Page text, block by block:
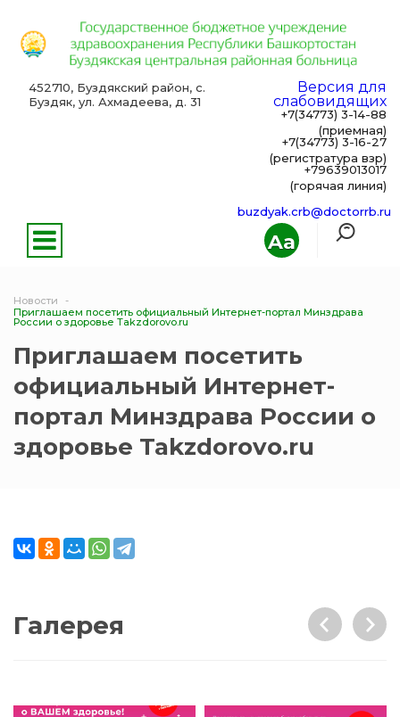
Aa
452710, Буздякский район, с.
Буздяк, ул. Ахмадеева, д. 31
Версия для
слабовидящих
+7(34773) 3-14-88
(приемная)
+7(34773) 3-16-27
(регистратура взр)
+79639013017
(горячая линия)
buzdyak.crb@doctorrb.ru
Новости
Приглашаем посетить официальный Интернет-портал Минздрава
России о здоровье Takzdorovo.ru
Приглашаем посетить
официальный Интернет-
портал Минздрава России о
здоровье Takzdorovo.ru
Галерея